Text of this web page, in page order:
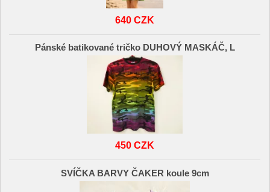
640 CZK
Pánské batikované tričko DUHOVÝ MASKÁČ, L
450 CZK
SVÍČKA BARVY ČAKER koule 9cm